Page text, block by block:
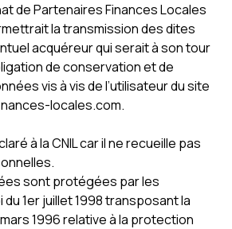
de Partenaires Finances Locales
la transmission des dites
acquéreur qui serait à son tour
de conservation et de
vis à vis de l’utilisateur du site
locales.com.
à la CNIL car il ne recueille pas
sont protégées par les
1er juillet 1998 transposant la
1996 relative à la protection